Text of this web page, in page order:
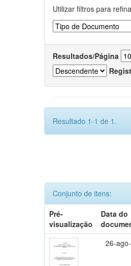
Utilizar filtros para
Resultados/Página
Resultado 1-1 de 1.
Conjunto de itens:
Pré-
visualização
Data do
26-